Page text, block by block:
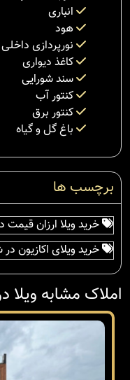
انباری
هود
نورپردازی داخلی
کاغذ دیواری
سند شورایی
کنتور آب
کنتور برق
باغ گل و گیاه
برچسب ها
خرید ویلا ارزان
خرید ویلای اکازیون
املاک مشابه ویلا